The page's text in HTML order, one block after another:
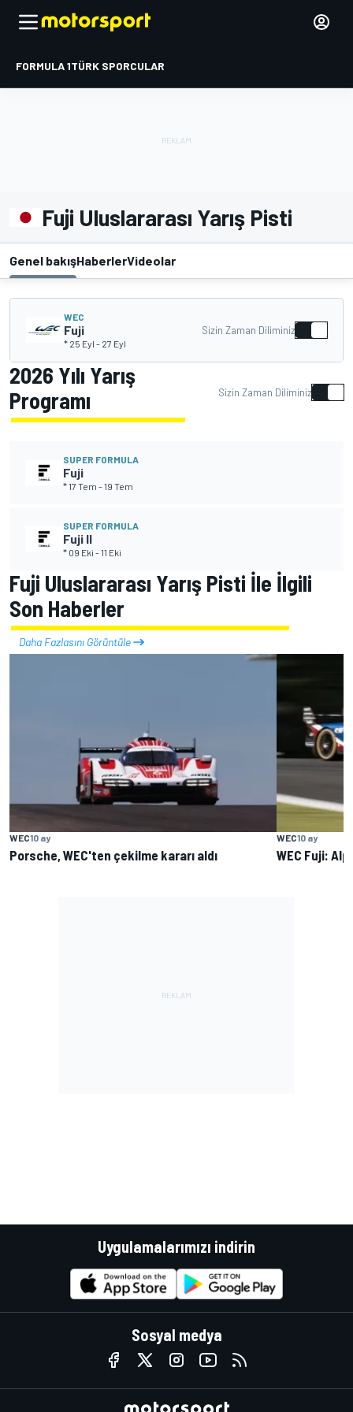
FORMULA 1TÜRK SPORCULAR
Fuji Uluslararası Yarış Pisti
Genel bakışHaberlerVideolar
WEC
Fuji
* 25 Eyl - 27 Eyl
Sizin Zaman Diliminiz
2026 Yılı Yarış
Programı
Sizin Zaman Diliminiz
SUPER FORMULA
Fuji
* 17 Tem -19 Tem
SUPER FORMULA
Fuji II
* 09 Eki -11 Eki
Fuji Uluslararası Yarış Pisti İle İlgili
Son Haberler
Daha Fazlasını Görüntüle
WEC10 ay
Porsche, WEC'ten çekilme kararı aldı
WEC10 ay
WEC Fuji:
Uygulamalarımızı indirin
Sosyal medya